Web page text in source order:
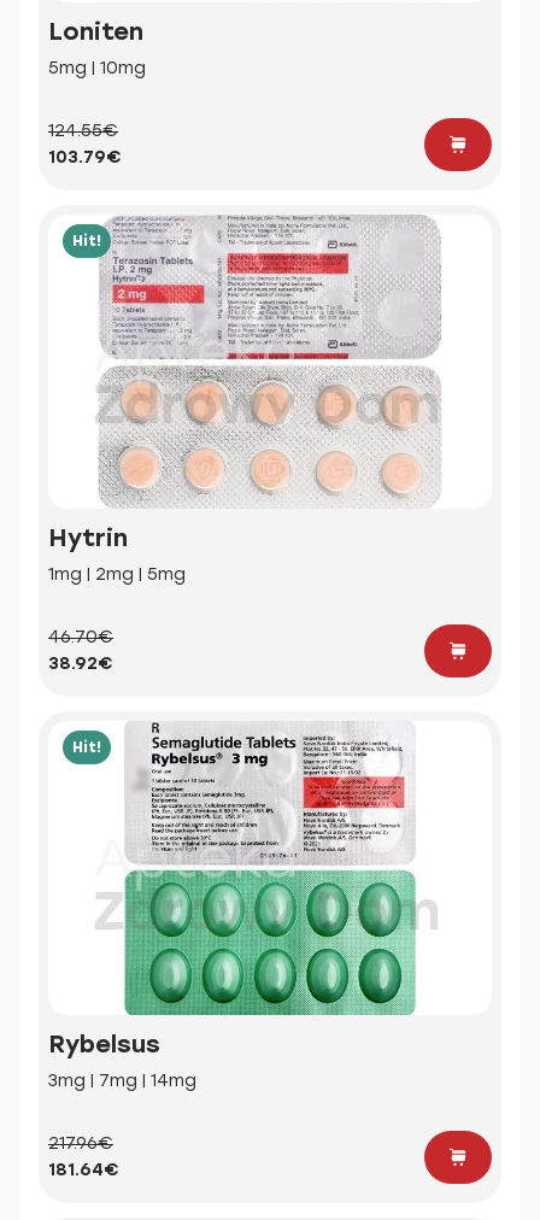
Loniten
5mg | 10mg
124.55€
103.79€
Hit!
Hytrin
1mg | 2mg | 5mg
46.70€
38.92€
Hit!
Rybelsus
3mg | 7mg | 14mg
217.96€
181.64€